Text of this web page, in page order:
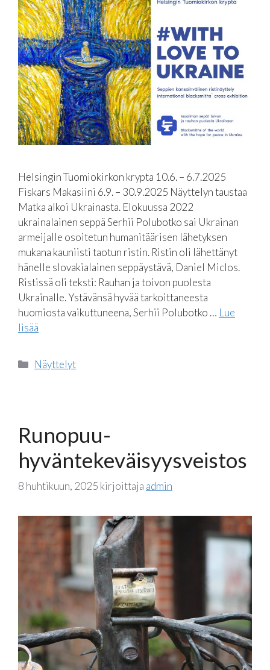
Helsingin Tuomiokirkon krypta 10.6. – 6.7.2025
Fiskars Makasiini 6.9. – 30.9.2025 Näyttelyn taustaa
Matka alkoi Ukrainasta. Elokuussa 2022
ukrainalainen seppä Serhii Polubotko sai Ukrainan
armeijalle osoitetun humanitäärisen lähetyksen
mukana kauniisti taotun ristin. Ristin oli lähettänyt
hänelle slovakialainen seppäystävä, Daniel Miclos.
Ristissä oli teksti: Rauhan ja toivon puolesta
Ukrainalle. Ystävänsä hyvää tarkoittaneesta
huomiosta vaikuttuneena, Serhii Polubotko … Lue
lisää
Kategoriat
Näyttelyt
Runopuu-
hyväntekeväisyysveistos
8 huhtikuun, 2025 kirjoittaja admin